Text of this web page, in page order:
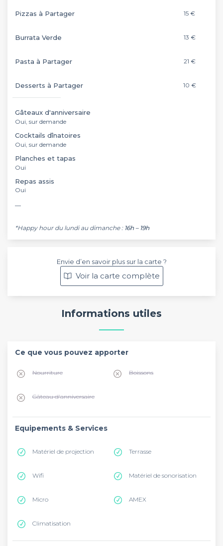
Pizzas à Partager 15 €
Burrata Verde 13 €
Pasta à Partager 21 €
Desserts à Partager 10 €
Gâteaux d'anniversaire
Oui, sur demande
Cocktails dînatoires
Oui, sur demande
Planches et tapas
Oui
Repas assis
Oui
*Happy hour du lundi au dimanche : 16h – 19h
Envie d’en savoir plus sur la carte ?
Voir la carte complète
Informations utiles
Ce que vous pouvez apporter
Nourriture Boissons
Gâteau d'anniversaire
Equipements & Services
Matériel de projection Terrasse
Wifi Matériel de sonorisation
Micro AMEX
Climatisation